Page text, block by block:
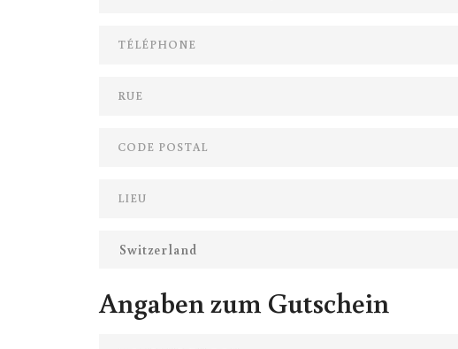
Angaben zum Gutschein